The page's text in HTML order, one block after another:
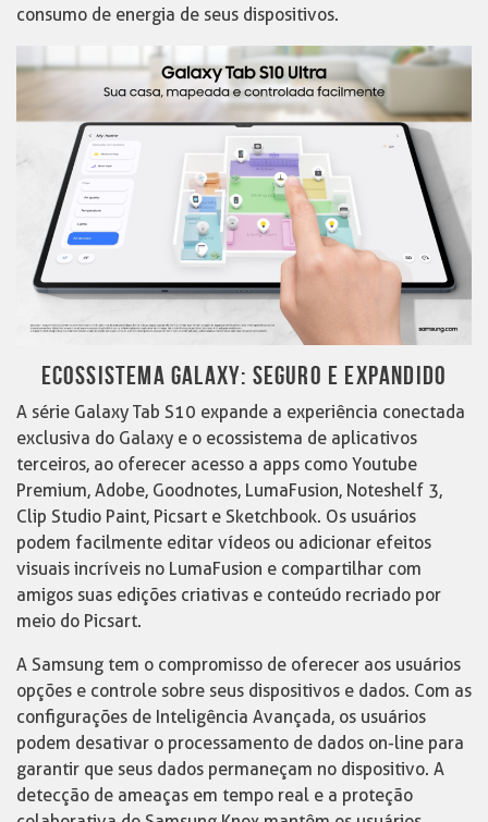
consumo de energia de seus dispositivos.
ECOSSISTEMA GALAXY: SEGURO E EXPANDIDO
A série Galaxy Tab S10 expande a experiência conectada
exclusiva do Galaxy e o ecossistema de aplicativos
terceiros, ao oferecer acesso a apps como Youtube
Premium, Adobe, Goodnotes, LumaFusion, Noteshelf 3,
Clip Studio Paint, Picsart e Sketchbook. Os usuários
podem facilmente editar vídeos ou adicionar efeitos
visuais incríveis no LumaFusion e compartilhar com
amigos suas edições criativas e conteúdo recriado por
meio do Picsart.
A Samsung tem o compromisso de oferecer aos usuários
opções e controle sobre seus dispositivos e dados. Com as
configurações de Inteligência Avançada, os usuários
podem desativar o processamento de dados on-line para
garantir que seus dados permaneçam no dispositivo. A
detecção de ameaças em tempo real e a proteção